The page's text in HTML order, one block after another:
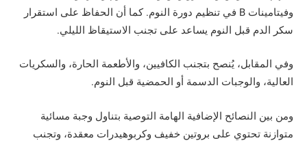
وفيتامينات B في تنظيم دورة النوم. كما أن الحفاظ على استقرار
سكر الدم قبل النوم يساعد على تجنب الاستيقاظ الليلي.
وفي المقابل، يُنصح بتجنب الكافيين، والأطعمة الحارة، والسكريات
العالية، والوجبات الدسمة أو الحمضية قبل النوم.
ومن بين النصائح الإضافية الهامة التوصية بتناول وجبة مسائية
متوازنة تحتوي على بروتين خفيف وكربوهيدرات معقدة، وتجنب